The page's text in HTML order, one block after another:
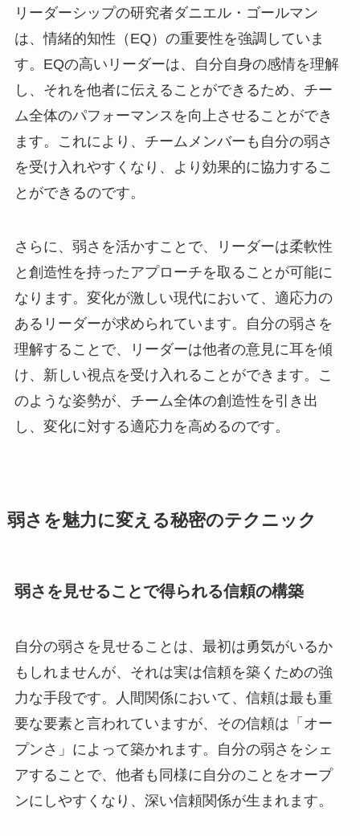
リーダーシップの研究者ダニエル・ゴールマン
は、情緒的知性（EQ）の重要性を強調していま
す。EQの高いリーダーは、自分自身の感情を理解
し、それを他者に伝えることができるため、チー
ム全体のパフォーマンスを向上させることができ
ます。これにより、チームメンバーも自分の弱さ
を受け入れやすくなり、より効果的に協力するこ
とができるのです。
さらに、弱さを活かすことで、リーダーは柔軟性
と創造性を持ったアプローチを取ることが可能に
なります。変化が激しい現代において、適応力の
あるリーダーが求められています。自分の弱さを
理解することで、リーダーは他者の意見に耳を傾
け、新しい視点を受け入れることができます。こ
のような姿勢が、チーム全体の創造性を引き出
し、変化に対する適応力を高めるのです。
弱さを魅力に変える秘密のテクニック
弱さを見せることで得られる信頼の構築
自分の弱さを見せることは、最初は勇気がいるか
もしれませんが、それは実は信頼を築くための強
力な手段です。人間関係において、信頼は最も重
要な要素と言われていますが、その信頼は「オー
プンさ」によって築かれます。自分の弱さをシェ
アすることで、他者も同様に自分のことをオープ
ンにしやすくなり、深い信頼関係が生まれます。